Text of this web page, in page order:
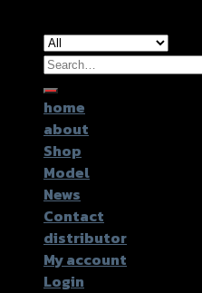
Search
for:
home
about
Shop
Model
News
Contact
distributor
My account
Login